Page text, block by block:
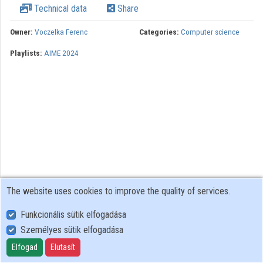
Contributors
Technical data Share
Owner: Voczelka Ferenc Categories: Computer science
Playlists: AIME 2024
User Policy
Adatkezelési tájékoztató (en)
Cookie Policy
The website uses cookies to improve the quality of services.
Funkcionális sütik elfogadása
Személyes sütik elfogadása
Elfogad Elutasít